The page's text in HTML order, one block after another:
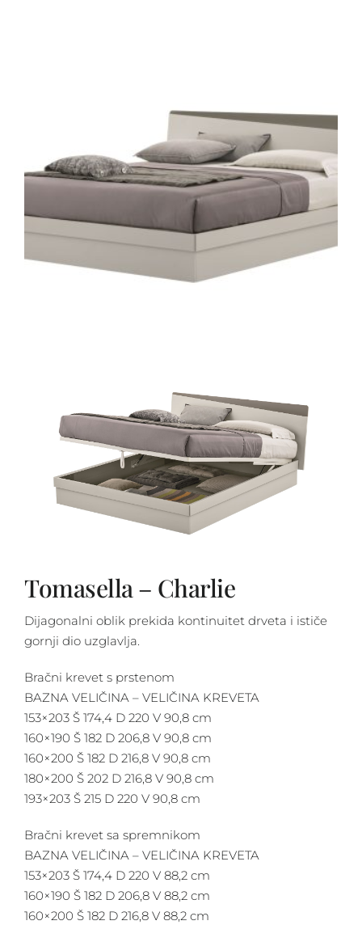
Tomasella – Charlie
Dijagonalni oblik prekida kontinuitet drveta i ističe
gornji dio uzglavlja.
Bračni krevet s prstenom
BAZNA VELIČINA – VELIČINA KREVETA
153×203 Š 174,4 D 220 V 90,8 cm
160×190 Š 182 D 206,8 V 90,8 cm
160×200 Š 182 D 216,8 V 90,8 cm
180×200 Š 202 D 216,8 V 90,8 cm
193×203 Š 215 D 220 V 90,8 cm
Bračni krevet sa spremnikom
BAZNA VELIČINA – VELIČINA KREVETA
153×203 Š 174,4 D 220 V 88,2 cm
160×190 Š 182 D 206,8 V 88,2 cm
160×200 Š 182 D 216,8 V 88,2 cm